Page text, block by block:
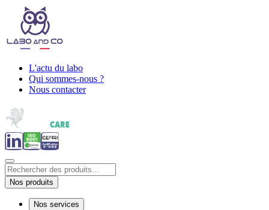
L'actu du labo
Qui sommes-nous ?
Nous contacter
Nos produits
Nos services